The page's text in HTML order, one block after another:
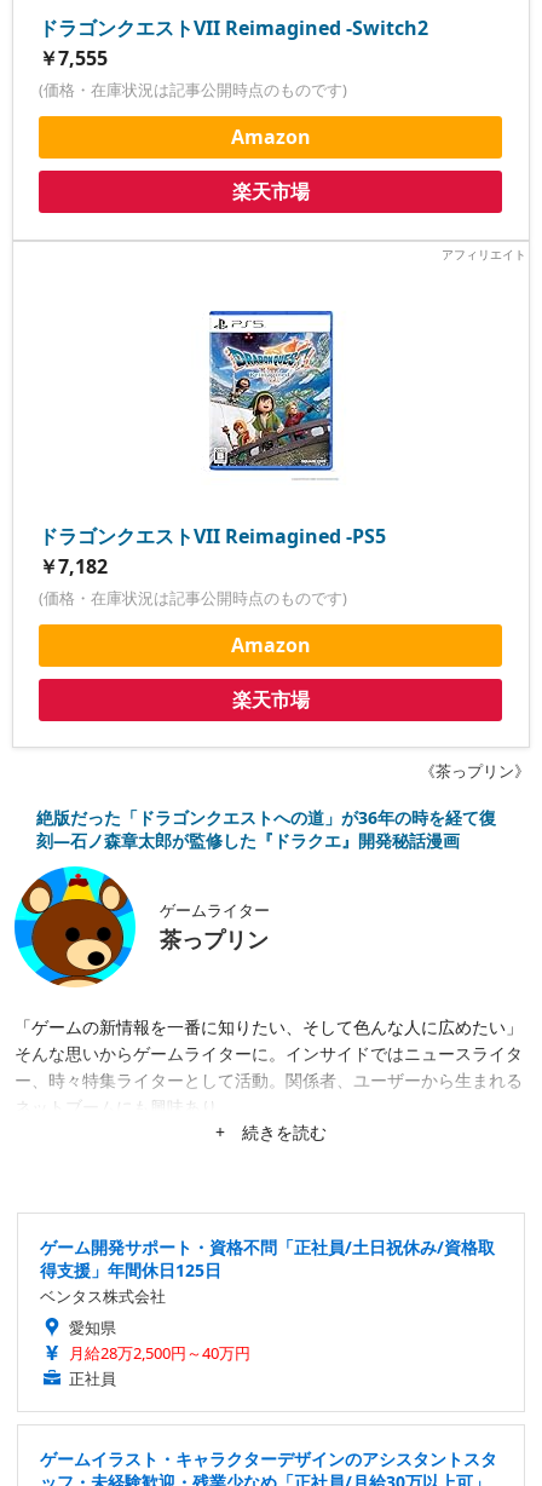
ドラゴンクエストVII Reimagined -Switch2
￥7,555
(価格・在庫状況は記事公開時点のものです)
Amazon
楽天市場
ドラゴンクエストVII Reimagined -PS5
￥7,182
(価格・在庫状況は記事公開時点のものです)
Amazon
楽天市場
《茶っプリン》
絶版だった「ドラゴンクエストへの道」が36年の時を経て復
刻―石ノ森章太郎が監修した『ドラクエ』開発秘話漫画
ゲームライター
茶っプリン
「ゲームの新情報を一番に知りたい、そして色んな人に広めたい」
そんな思いからゲームライターに。インサイドではニュースライタ
ー、時々特集ライターとして活動。関係者、ユーザーから生まれる
ネットブームにも興味あり。
+ 続きを読む
ゲーム開発サポート・資格不問「正社員/土日祝休み/資格取
得支援」年間休日125日
ベンタス株式会社
愛知県
月給28万2,500円～40万円
正社員
ゲームイラスト・キャラクターデザインのアシスタントスタ